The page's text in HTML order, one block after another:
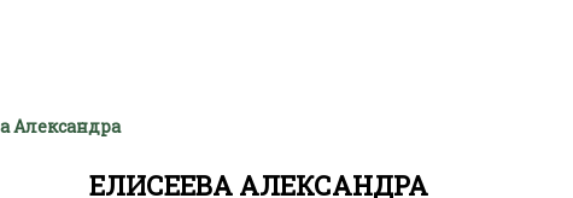
Александра
ЕЛИСЕЕВА АЛЕКСАНДРА